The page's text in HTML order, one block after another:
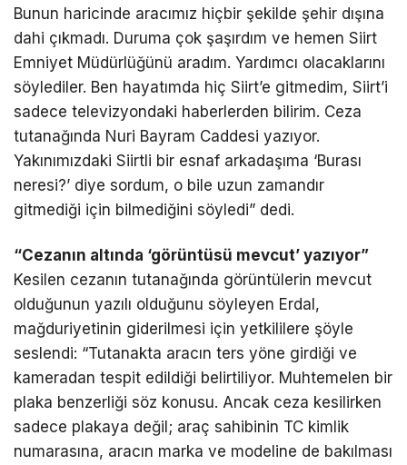
Bunun haricinde aracımız hiçbir şekilde şehir dışına
dahi çıkmadı. Duruma çok şaşırdım ve hemen Siirt
Emniyet Müdürlüğünü aradım. Yardımcı olacaklarını
söylediler. Ben hayatımda hiç Siirt’e gitmedim, Siirt’i
sadece televizyondaki haberlerden bilirim. Ceza
tutanağında Nuri Bayram Caddesi yazıyor.
Yakınımızdaki Siirtli bir esnaf arkadaşıma ‘Burası
neresi?’ diye sordum, o bile uzun zamandır
gitmediği için bilmediğini söyledi” dedi.
“Cezanın altında ‘görüntüsü mevcut’ yazıyor”
Kesilen cezanın tutanağında görüntülerin mevcut
olduğunun yazılı olduğunu söyleyen Erdal,
mağduriyetinin giderilmesi için yetkililere şöyle
seslendi: “Tutanakta aracın ters yöne girdiği ve
kameradan tespit edildiği belirtiliyor. Muhtemelen bir
plaka benzerliği söz konusu. Ancak ceza kesilirken
sadece plakaya değil; araç sahibinin TC kimlik
numarasına, aracın marka ve modeline de bakılması